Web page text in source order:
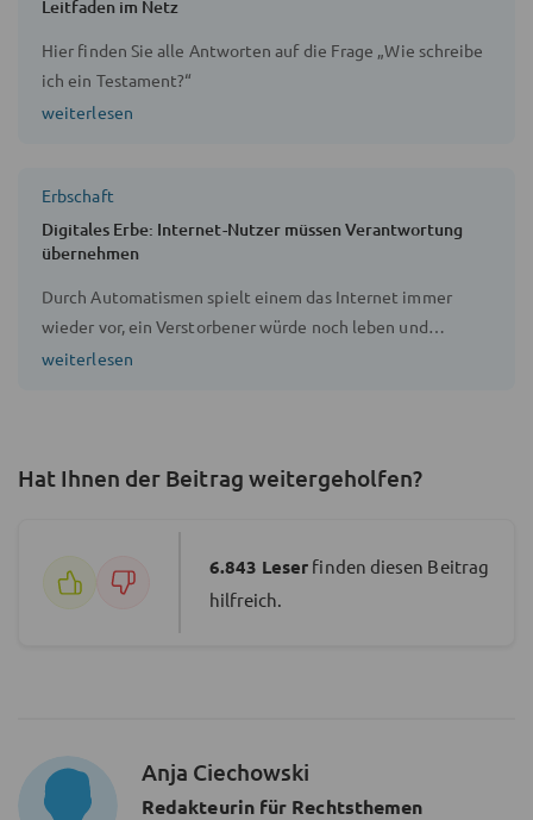
Leitfaden im Netz
Hier finden Sie alle Antworten auf die Frage „Wie schreibe
ich ein Testament?“
weiterlesen
Erbschaft
Digitales Erbe: Internet-Nutzer müssen Verantwortung
übernehmen
Durch Automatismen spielt einem das Internet immer
wieder vor, ein Verstorbener würde noch leben und
Geburtstag feiern oder etwas liken. Die Ausmaße des
Die Vorsorge ist dabei ebenso einfach wie sinnvoll.
weiterlesen
Hat Ihnen der Beitrag weitergeholfen?
6.843 Leser finden diesen Beitrag
hilfreich.
Anja Ciechowski
Redakteurin für Rechtsthemen